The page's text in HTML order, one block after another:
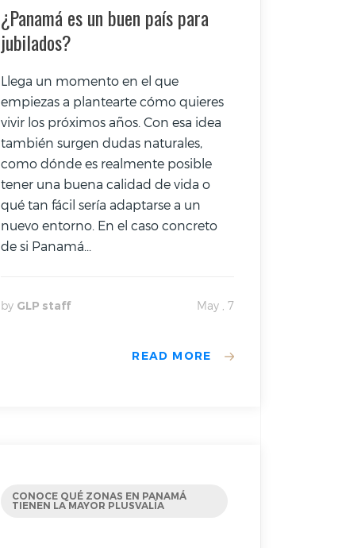
¿Panamá es un buen país para
jubilados?
Llega un momento en el que
empiezas a plantearte cómo quieres
vivir los próximos años. Con esa idea
también surgen dudas naturales,
como dónde es realmente posible
tener una buena calidad de vida o
qué tan fácil sería adaptarse a un
nuevo entorno. En el caso concreto
de si Panamá...
by GLP staff May , 7
READ MORE
CONOCE QUÉ ZONAS EN PANAMÁ
TIENEN LA MAYOR PLUSVALÍA